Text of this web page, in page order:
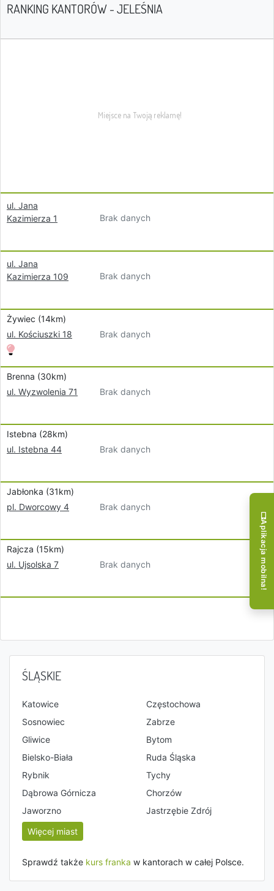
RANKING KANTORÓW - JELEŚNIA
ul. Jana
Kazimierza 1
Brak danych
ul. Jana
Kazimierza 109
Brak danych
Żywiec (14km)
ul. Kościuszki 18
Brak danych
Brenna (30km)
ul. Wyzwolenia 71
Brak danych
Istebna (28km)
ul. Istebna 44
Brak danych
Jabłonka (31km)
pl. Dworcowy 4
Brak danych
Rajcza (15km)
ul. Ujsolska 7
Brak danych
ŚLĄSKIE
Katowice
Częstochowa
Sosnowiec
Zabrze
Gliwice
Bytom
Bielsko-Biała
Ruda Śląska
Rybnik
Tychy
Dąbrowa Górnicza
Chorzów
Jaworzno
Jastrzębie Zdrój
Więcej miast
Sprawdź także kurs franka w kantorach w całej Polsce.
Aplikacja mobilna!